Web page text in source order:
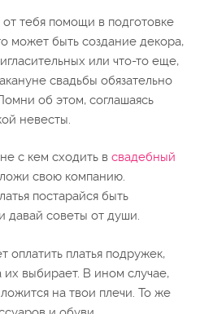
тебя помощи в подготовке
может быть создание декора,
или что-то еще,
свадьбы обязательно
об этом, соглашаясь
невесты.
с кем сходить в свадебный
свою компанию.
постарайся быть
давай советы от души.
оплатить платья подружек,
их выбирает. В ином случае,
ложится на твои плечи. То же